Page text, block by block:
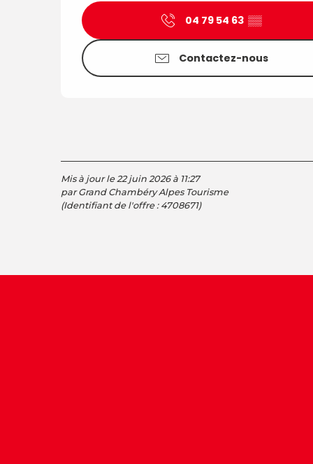
04 79 54 63 ▒▒
Contactez-nous
Mis à jour le 22 juin 2026 à 11:27
par Grand Chambéry Alpes Tourisme
(Identifiant de l'offre : 4708671)